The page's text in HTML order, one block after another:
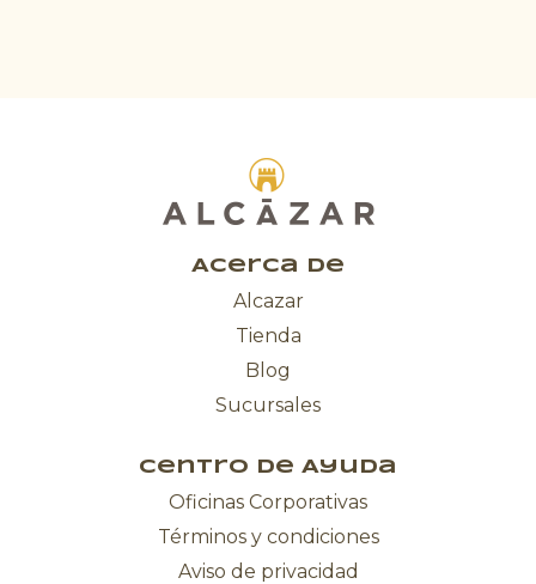
Acerca de
Alcazar
Tienda
Blog
Sucursales
Centro de Ayuda
Oficinas Corporativas
Términos y condiciones
Aviso de privacidad